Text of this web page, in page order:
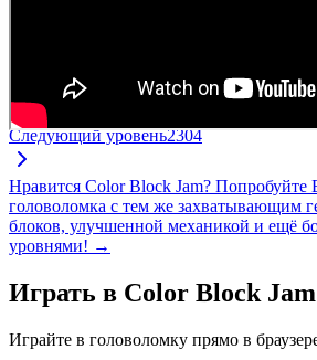
Следующий уровень2304
Нравится Color Block Jam?
головоломка с тем же захватывающим
блоков, улучшенной механикой и ещё
уровнями! →
Играть в Color Block
Играйте в головоломку прямо в